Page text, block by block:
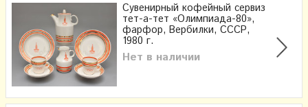
Сувенирный кофейный сервиз
тет-а-тет «Олимпиада-80»,
фарфор, Вербилки, СССР,
1980 г.
Нет в наличии